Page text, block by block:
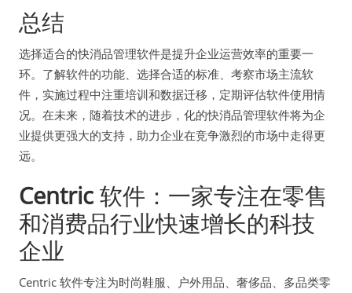
总结
选择适合的快消品管理软件是提升企业运营效率的重要一
环。了解软件的功能、选择合适的标准、考察市场主流软
件，实施过程中注重培训和数据迁移，定期评估软件使用情
况。在未来，随着技术的进步，化的快消品管理软件将为企
业提供更强大的支持，助力企业在竞争激烈的市场中走得更
远。
Centric 软件：一家专注在零售
和消费品行业快速增长的科技
企业
Centric 软件专注为时尚鞋服、户外用品、奢侈品、多品类零